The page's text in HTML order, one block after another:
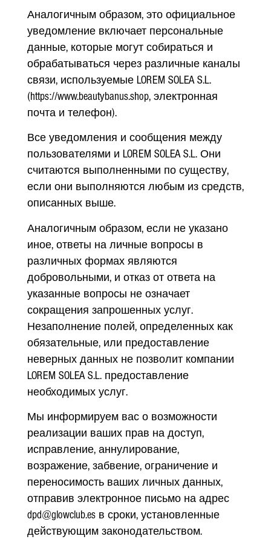
Аналогичным образом, это официальное
уведомление включает персональные
данные, которые могут собираться и
обрабатываться через различные каналы
связи, используемые LOREM SOLEA S.L.
(https://www.beautybanus.shop, электронная
почта и телефон).
Все уведомления и сообщения между
пользователями и LOREM SOLEA S.L. Они
считаются выполненными по существу,
если они выполняются любым из средств,
описанных выше.
Аналогичным образом, если не указано
иное, ответы на личные вопросы в
различных формах являются
добровольными, и отказ от ответа на
указанные вопросы не означает
сокращения запрошенных услуг.
Незаполнение полей, определенных как
обязательные, или предоставление
неверных данных не позволит компании
LOREM SOLEA S.L. предоставление
необходимых услуг.
Мы информируем вас о возможности
реализации ваших прав на доступ,
исправление, аннулирование,
возражение, забвение, ограничение и
переносимость ваших личных данных,
отправив электронное письмо на адрес
dpd@glowclub.es в сроки, установленные
действующим законодательством.